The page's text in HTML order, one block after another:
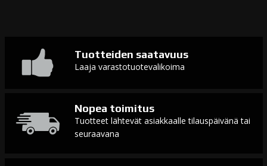
Tuotteiden saatavuus
Laaja varastotuotevalikoima
Nopea toimitus
Tuotteet lähtevät asiakkaalle tilauspäivänä tai
seuraavana